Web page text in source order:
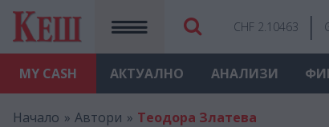
MY CASH
CHF 2.10463
АКТУАЛНО АНАЛИЗИ
Начало Автори Теодора Златева